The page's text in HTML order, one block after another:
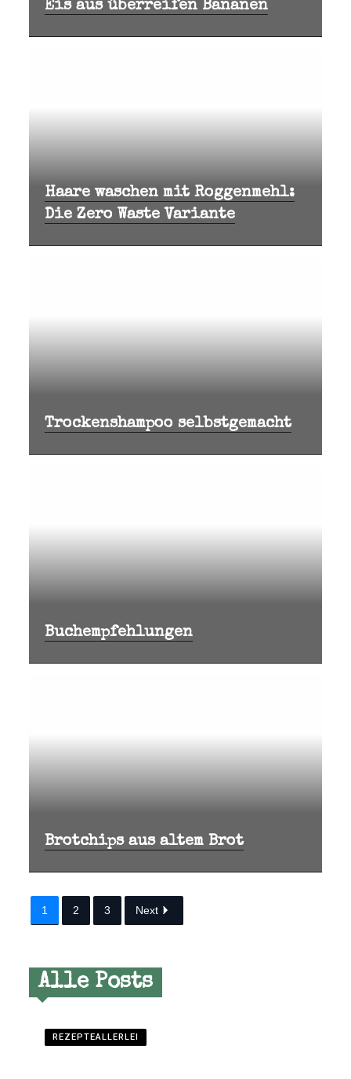
Eis aus überreifen Bananen
Haare waschen mit Roggenmehl:
Die Zero Waste Variante
Trockenshampoo selbstgemacht
Buchempfehlungen
Brotchips aus altem Brot
1 2 3 Next
Alle Posts
REZEPTEALLERLEI